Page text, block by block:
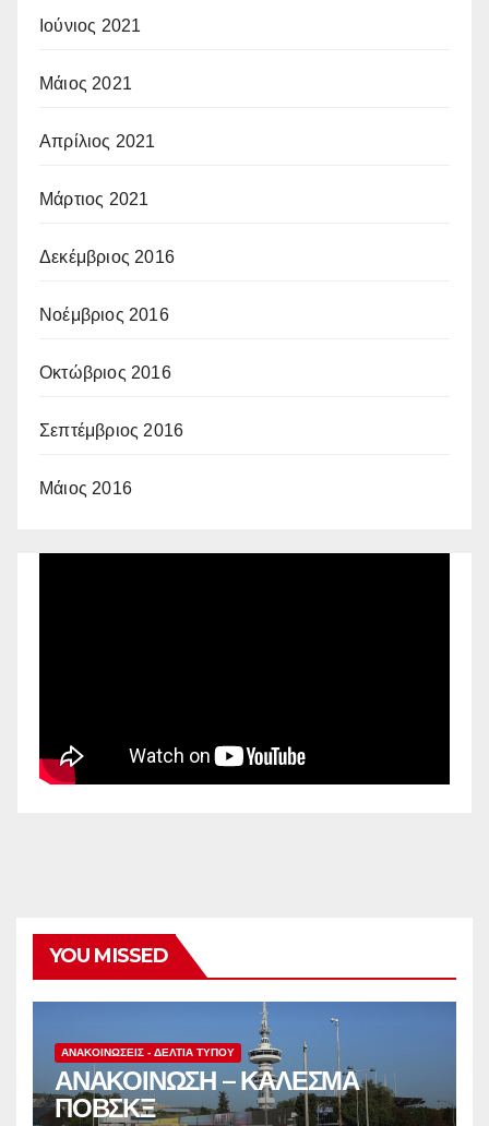
Ιούνιος 2021
Μάιος 2021
Απρίλιος 2021
Μάρτιος 2021
Δεκέμβριος 2016
Νοέμβριος 2016
Οκτώβριος 2016
Σεπτέμβριος 2016
Μάιος 2016
YOU MISSED
ΑΝΑΚΟΙΝΏΣΕΙΣ - ΔΕΛΤΊΑ ΤΎΠΟΥ
ΑΝΑΚΟΙΝΩΣΗ – ΚΑΛΕΣΜΑ
ΠΟΒΣΚΞ